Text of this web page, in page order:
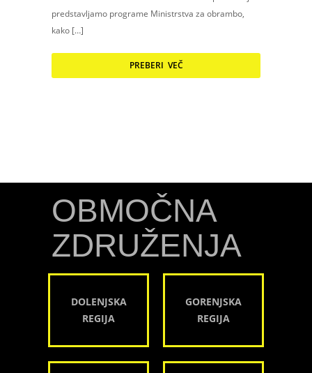
predstavljamo programe Ministrstva za obrambo,
kako […]
PREBERI VEČ
OBMOČNA
ZDRUŽENJA
DOLENJSKA
REGIJA
GORENJSKA
REGIJA